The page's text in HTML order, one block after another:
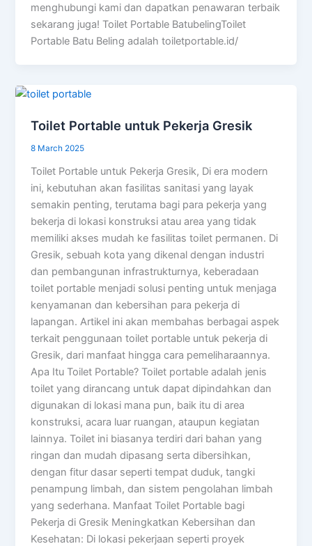
menghubungi kami dan dapatkan penawaran terbaik
sekarang juga! Toilet Portable BatubelingToilet
Portable Batu Beling adalah toiletportable.id/
Toilet Portable untuk Pekerja Gresik
8 March 2025
Toilet Portable untuk Pekerja Gresik, Di era modern
ini, kebutuhan akan fasilitas sanitasi yang layak
semakin penting, terutama bagi para pekerja yang
bekerja di lokasi konstruksi atau area yang tidak
memiliki akses mudah ke fasilitas toilet permanen. Di
Gresik, sebuah kota yang dikenal dengan industri
dan pembangunan infrastrukturnya, keberadaan
toilet portable menjadi solusi penting untuk menjaga
kenyamanan dan kebersihan para pekerja di
lapangan. Artikel ini akan membahas berbagai aspek
terkait penggunaan toilet portable untuk pekerja di
Gresik, dari manfaat hingga cara pemeliharaannya.
Apa Itu Toilet Portable? Toilet portable adalah jenis
toilet yang dirancang untuk dapat dipindahkan dan
digunakan di lokasi mana pun, baik itu di area
konstruksi, acara luar ruangan, ataupun kegiatan
lainnya. Toilet ini biasanya terdiri dari bahan yang
ringan dan mudah dipasang serta dibersihkan,
dengan fitur dasar seperti tempat duduk, tangki
penampung limbah, dan sistem pengolahan limbah
yang sederhana. Manfaat Toilet Portable bagi
Pekerja di Gresik Meningkatkan Kebersihan dan
Kesehatan: Di lokasi pekerjaan seperti proyek